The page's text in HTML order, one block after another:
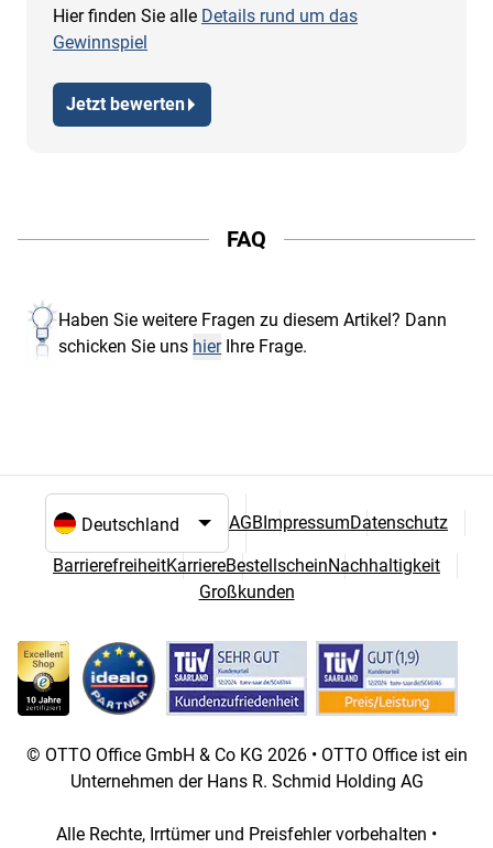
Hier finden Sie alle Details rund um das
Gewinnspiel
Jetzt bewerten
FAQ
Haben Sie weitere Fragen zu diesem Artikel? Dann
schicken Sie uns hierIhre Frage.
Sprach- und Landesauswahl
AGBImpressumDatenschutz
BarrierefreiheitKarriereBestellscheinNachhaltigkeit
Großkunden
© OTTO Office GmbH & Co KG 2026 • OTTO Office ist ein
Unternehmen der Hans R. Schmid Holding AG
Alle Rechte, Irrtümer und Preisfehler vorbehalten •